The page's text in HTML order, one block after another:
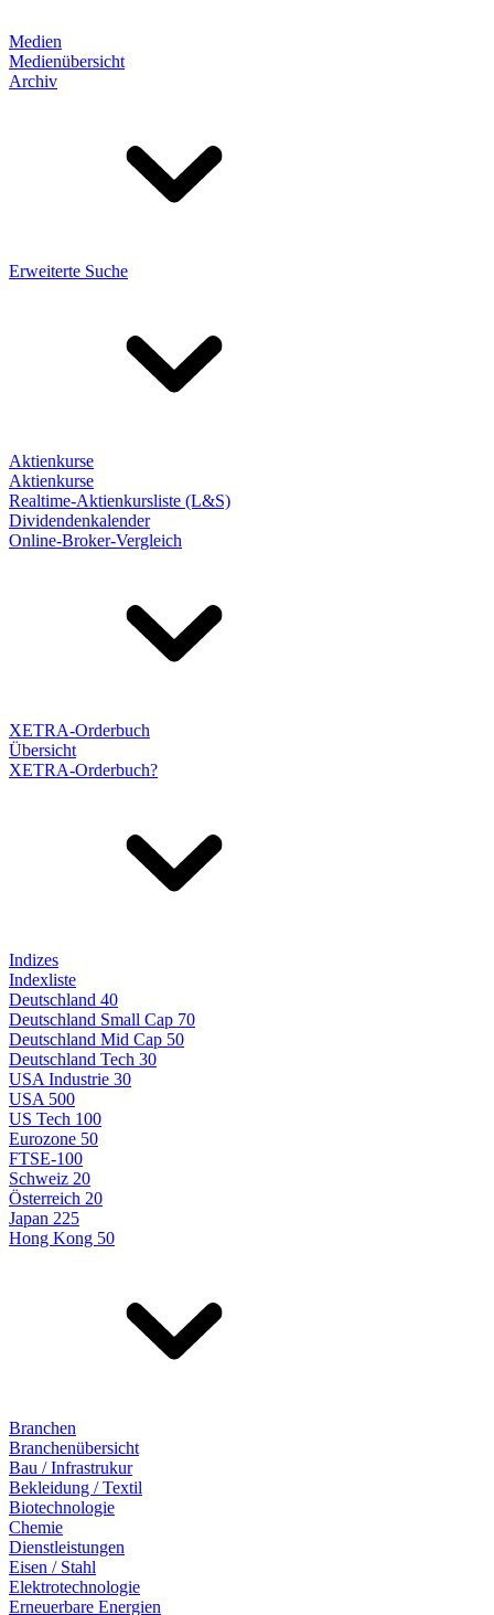
Medien
Medienübersicht
Archiv
Erweiterte Suche
Aktienkurse
Aktienkurse
Realtime-Aktienkursliste (L&S)
Dividendenkalender
Online-Broker-Vergleich
XETRA-Orderbuch
Übersicht
XETRA-Orderbuch?
Indizes
Indexliste
Deutschland 40
Deutschland Small Cap 70
Deutschland Mid Cap 50
Deutschland Tech 30
USA Industrie 30
USA 500
US Tech 100
Eurozone 50
FTSE-100
Schweiz 20
Österreich 20
Japan 225
Hong Kong 50
Branchen
Branchenübersicht
Bau / Infrastrukur
Bekleidung / Textil
Biotechnologie
Chemie
Dienstleistungen
Eisen / Stahl
Elektrotechnologie
Erneuerbare Energien